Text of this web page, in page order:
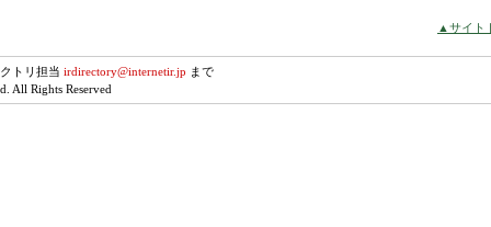
▲サイト
トリ担当 irdirectory@internetir.jp まで
All Rights Reserved